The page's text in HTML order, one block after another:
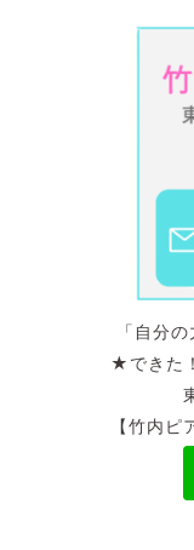
「自分の力で
★できた！弾
東松山市
【竹内ピアノ教